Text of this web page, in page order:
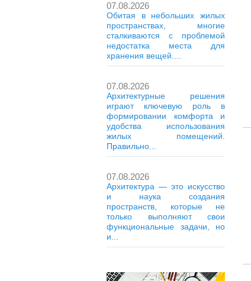
07.08.2026
Обитая в небольших жилых
пространствах, многие
сталкиваются с проблемой
недостатка места для
хранения вещей....
07.08.2026
Архитектурные решения
играют ключевую роль в
формировании комфорта и
удобства использования
жилых помещений.
Правильно...
07.08.2026
Архитектура — это искусство
и наука создания
пространств, которые не
только выполняют свои
функциональные задачи, но
и...